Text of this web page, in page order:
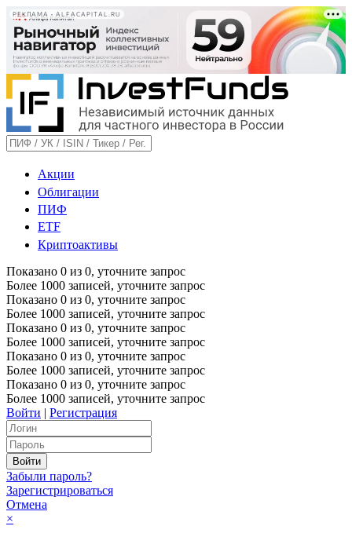
РЕКЛАМА • ALFACAPITAL.RU
Акции
Облигации
ПИФ
ETF
Криптоактивы
Показано 0 из 0, уточните запрос
Более 1000 записей, уточните запрос
Показано 0 из 0, уточните запрос
Более 1000 записей, уточните запрос
Показано 0 из 0, уточните запрос
Более 1000 записей, уточните запрос
Показано 0 из 0, уточните запрос
Более 1000 записей, уточните запрос
Показано 0 из 0, уточните запрос
Более 1000 записей, уточните запрос
Войти | Регистрация
Забыли пароль?
Зарегистрироваться
Отмена
×